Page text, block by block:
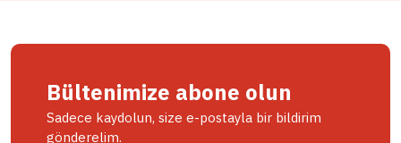
Bültenimize abone olun
Sadece kaydolun, size e-postayla bir bildirim
gönderelim.